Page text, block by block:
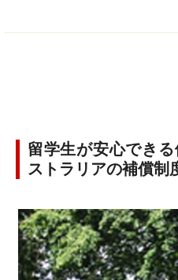
留学生が安心でき
ストラリアの補償制